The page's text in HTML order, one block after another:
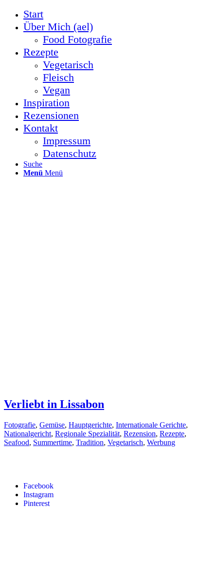
Start
Über Mich (ael)
Food Fotografie
Rezepte
Vegetarisch
Fleisch
Vegan
Inspiration
Rezensionen
Kontakt
Impressum
Datenschutz
Suche
Menü Menü
Facebook
Instagram
Pinterest
Verliebt in Lissabon
Fotografie, Gemüse, Hauptgerichte, Internationale Gerichte,
Nationalgericht, Regionale Spezialität, Rezension, Rezepte,
Seafood, Summertime, Tradition, Vegetarisch, Werbung